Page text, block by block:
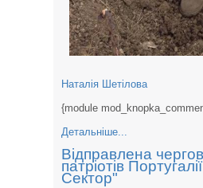
Наталія Шетілова
{module
Детальніше...
Відправлена
патріотів
Сектор"